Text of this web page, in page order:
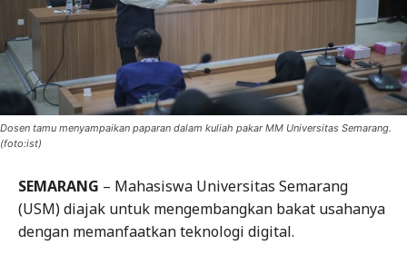
Dosen tamu menyampaikan paparan dalam kuliah pakar MM Universitas Semarang.
(foto:ist)
SEMARANG – Mahasiswa Universitas Semarang
(USM) diajak untuk mengembangkan bakat usahanya
dengan memanfaatkan teknologi digital.